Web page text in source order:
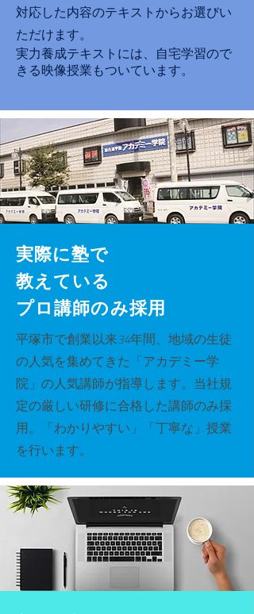
対応した内容のテキストからお選びい
ただけます。
実力養成テキストには、自宅学習ので
きる映像授業もついています。
実際に塾で
教えている
プロ講師のみ採用
平塚市で創業以来34年間、地域の生徒
の人気を集めてきた「アカデミー学
院」の人気講師が指導します。当社規
定の厳しい研修に合格した講師のみ採
用。「わかりやすい」「丁寧な」授業
を行います。